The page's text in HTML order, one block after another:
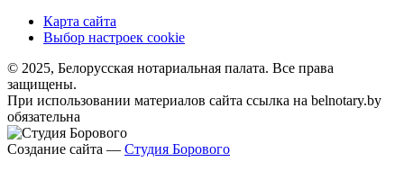
Карта сайта
Выбор настроек cookie
© 2025, Белорусская нотариальная палата. Все права
защищены.
При использовании материалов сайта ссылка на belnotary.by
обязательна
Создание сайта — Студия Борового